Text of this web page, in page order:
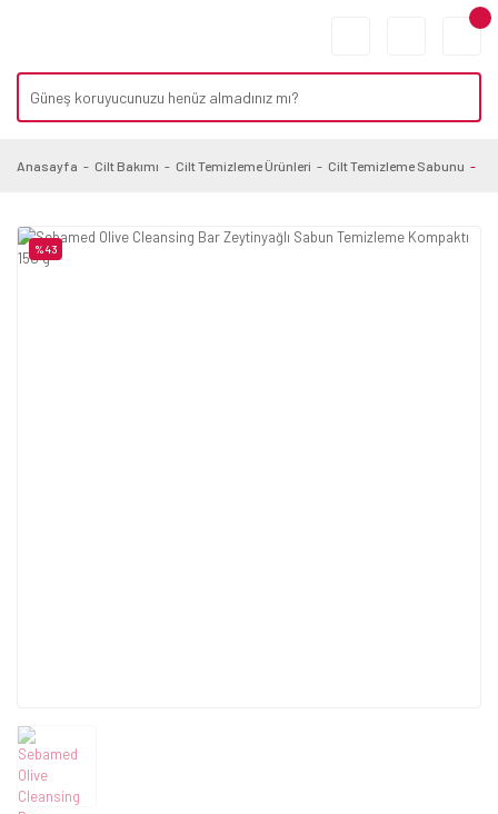
Anasayfa Cilt Bakımı Cilt Temizleme Ürünleri Cilt Temizleme Sabunu
%43